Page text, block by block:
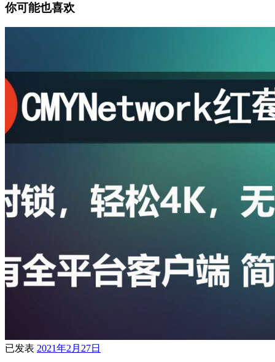
你可能也喜欢
已发表 2021年2月27日